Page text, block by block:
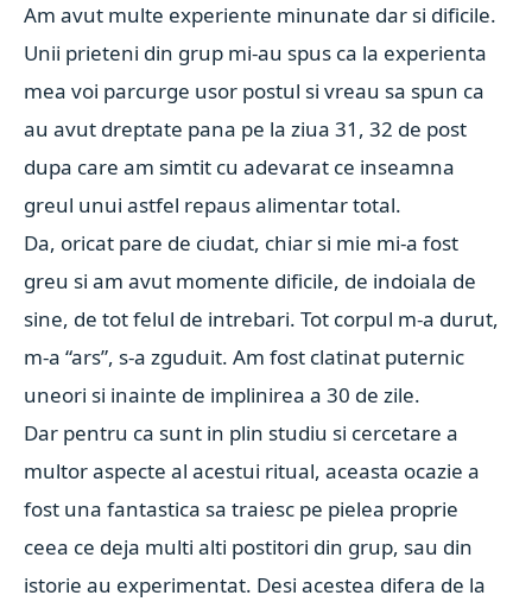
Am avut multe experiente minunate dar si dificile.
Unii prieteni din grup mi-au spus ca la experienta
mea voi parcurge usor postul si vreau sa spun ca
au avut dreptate pana pe la ziua 31, 32 de post
dupa care am simtit cu adevarat ce inseamna
greul unui astfel repaus alimentar total.
Da, oricat pare de ciudat, chiar si mie mi-a fost
greu si am avut momente dificile, de indoiala de
sine, de tot felul de intrebari. Tot corpul m-a durut,
m-a “ars”, s-a zguduit. Am fost clatinat puternic
uneori si inainte de implinirea a 30 de zile.
Dar pentru ca sunt in plin studiu si cercetare a
multor aspecte al acestui ritual, aceasta ocazie a
fost una fantastica sa traiesc pe pielea proprie
ceea ce deja multi alti postitori din grup, sau din
istorie au experimentat. Desi acestea difera de la